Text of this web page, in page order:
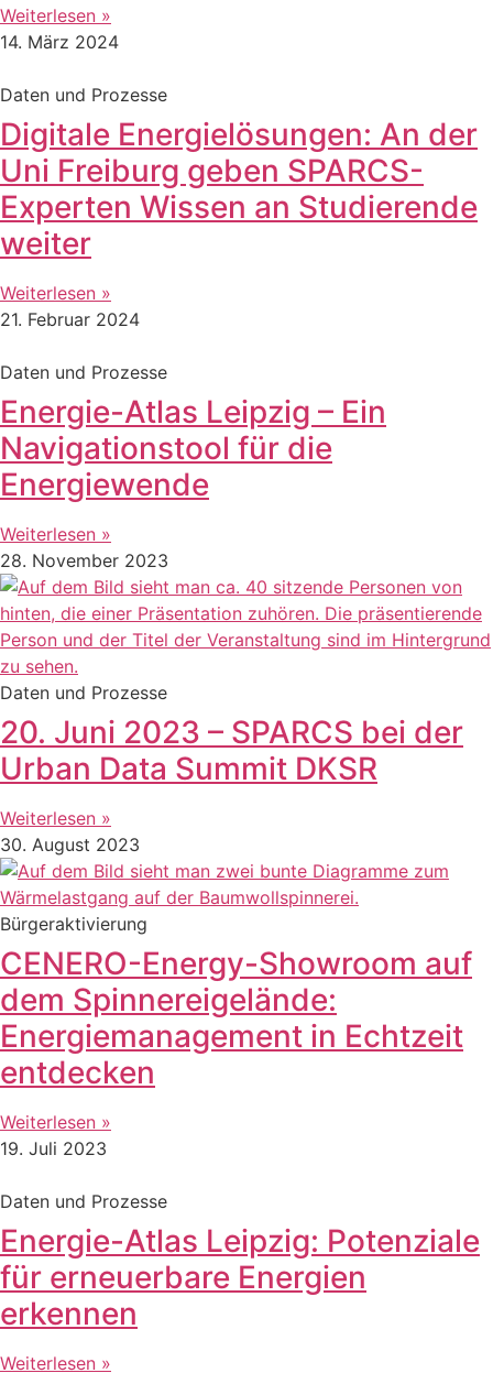
Weiterlesen »
14. März 2024
Daten und Prozesse
Digitale Energielösungen: An der
Uni Freiburg geben SPARCS-
Experten Wissen an Studierende
weiter
Weiterlesen »
21. Februar 2024
Daten und Prozesse
Energie-Atlas Leipzig – Ein
Navigationstool für die
Energiewende
Weiterlesen »
28. November 2023
Daten und Prozesse
20. Juni 2023 – SPARCS bei der
Urban Data Summit DKSR
Weiterlesen »
30. August 2023
Bürgeraktivierung
CENERO-Energy-Showroom auf
dem Spinnereigelände:
Energiemanagement in Echtzeit
entdecken
Weiterlesen »
19. Juli 2023
Daten und Prozesse
Energie-Atlas Leipzig: Potenziale
für erneuerbare Energien
erkennen
Weiterlesen »